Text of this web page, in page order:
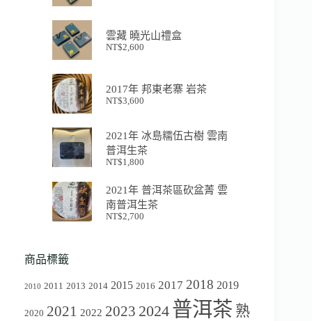
雲藏 曉光山禮盒
NT$2,600
2017年 邦東老寨 岩茶
NT$3,600
2021年 冰島糯伍古樹 雲南
普洱生茶
NT$1,800
2021年 普洱茶區砍盆菁 雲
南普洱生茶
NT$2,700
商品標籤
2010 2011 2013 2014 2015 2016 2017 2018 2019
2020 2021 2022 2023 2024 普洱茶 熟